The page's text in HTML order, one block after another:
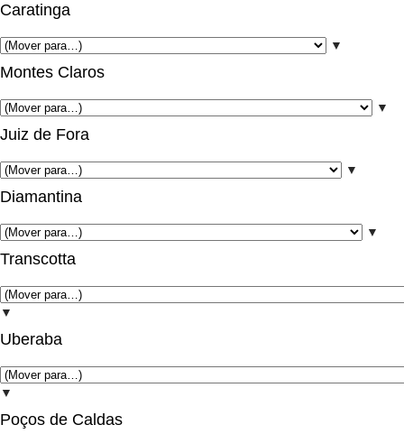
Caratinga
▼
Montes Claros
▼
Juiz de Fora
▼
Diamantina
▼
Transcotta
▼
Uberaba
▼
Poços de Caldas